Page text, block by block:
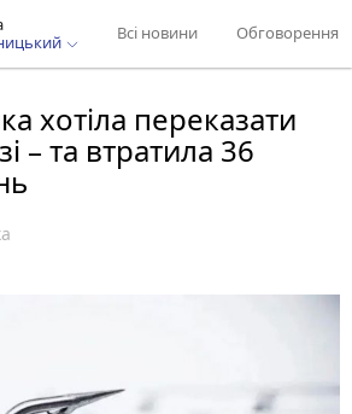
Всі новини Обговорення
хотіла переказати
– та втратила 36